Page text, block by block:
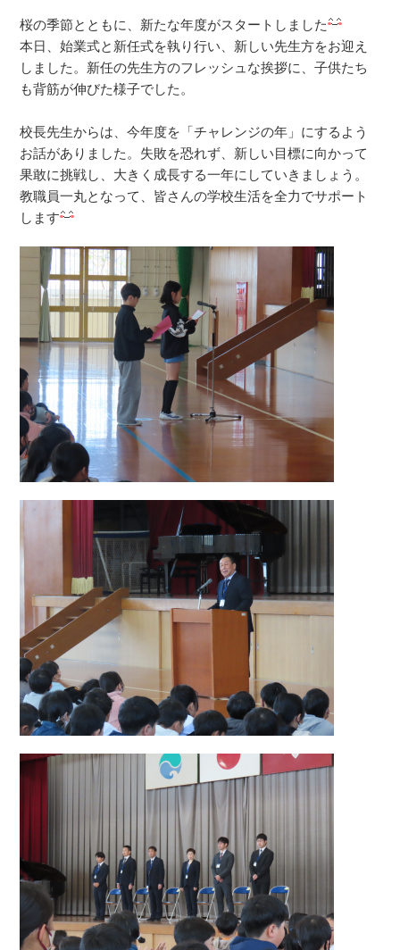
桜の季節とともに、新たな年度がスタートしました
本日、始業式と新任式を執り行い、新しい先生方をお迎え
しました。新任の先生方のフレッシュな挨拶に、子供たち
も背筋が伸びた様子でした。
校長先生からは、今年度を「チャレンジの年」にするよう
お話がありました。失敗を恐れず、新しい目標に向かって
果敢に挑戦し、大きく成長する一年にしていきましょう。
教職員一丸となって、皆さんの学校生活を全力でサポート
します